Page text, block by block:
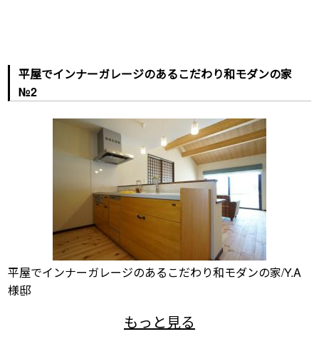
平屋でインナーガレージのあるこだわり和モダンの家
№2
平屋でインナーガレージのあるこだわり和モダンの家/Y.A
様邸